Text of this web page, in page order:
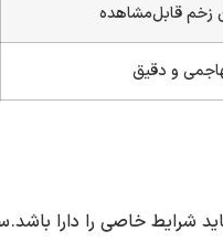
زخم قابل‌مشاهده
و دقیق
شرایط خاصی را دارا